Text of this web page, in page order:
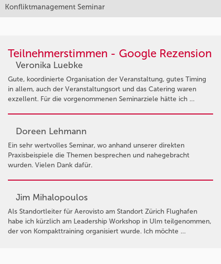
Konfliktmanagement Seminar
Teilnehmerstimmen - Google Rezension
Veronika Luebke
Gute, koordinierte Organisation der Veranstaltung, gutes Timing
in allem, auch der Veranstaltungsort und das Catering waren
exzellent. Für die vorgenommenen Seminarziele hätte ich …
Doreen Lehmann
Ein sehr wertvolles Seminar, wo anhand unserer direkten
Praxisbeispiele die Themen besprechen und nahegebracht
wurden. Vielen Dank dafür.
Jim Mihalopoulos
Als Standortleiter für Aerovisto am Standort Zürich Flughafen
habe ich kürzlich am Leadership Workshop in Ulm teilgenommen,
der von Kompakttraining organisiert wurde. Ich möchte …